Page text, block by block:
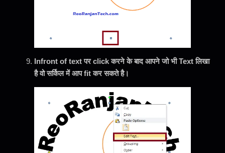
Infront of text पर click करने के बाद आपने जो भी Text लिखा
है वो सर्किल में आप fit कर सकते है।